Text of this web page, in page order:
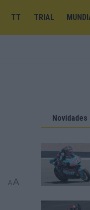
TT TRIAL
AA
Novidades